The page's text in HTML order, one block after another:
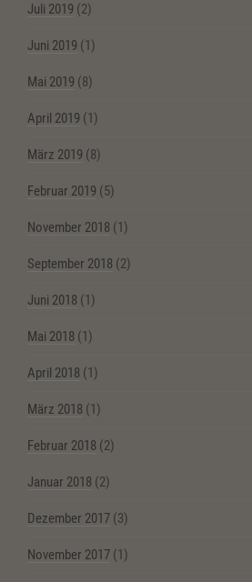
Juli 2019 (2)
Juni 2019 (1)
Mai 2019 (8)
April 2019 (1)
März 2019 (8)
Februar 2019 (5)
November 2018 (1)
September 2018 (2)
Juni 2018 (1)
Mai 2018 (1)
April 2018 (1)
März 2018 (1)
Februar 2018 (2)
Januar 2018 (2)
Dezember 2017 (3)
November 2017 (1)